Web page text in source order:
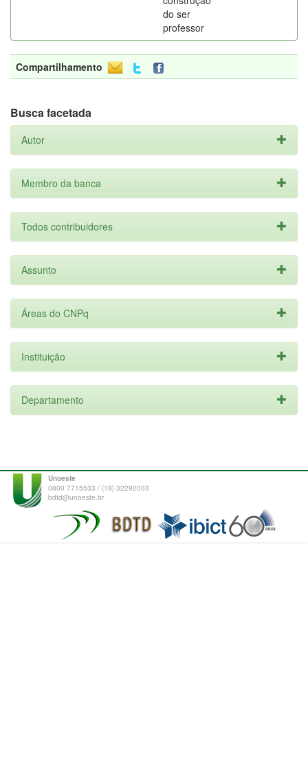
do ser
professor
Compartilhamento
Busca facetada
Autor
Membro da banca
Todos contribuidores
Assunto
Áreas do CNPq
Instituição
Departamento
Unoeste
0800 7715533 / (18) 32292003
bdtd@unoeste.br